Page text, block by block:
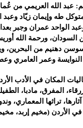
عبد الله العريمي من
طه وإيمان زيّاد
الواحد عمران وجبر
السودان، ورحمة الله
دهنيم من البحرين،
وعمر العامري
المكان في الأدب
المفرق، مادبا،
آثارها، تراثها
الأردن (مخيم إربد،